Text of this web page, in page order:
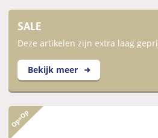
SALE
Deze artikelen zijn extra laag
Bekijk meer